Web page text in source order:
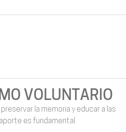
VOLUNTARIO
la memoria y educar a las
es fundamental.